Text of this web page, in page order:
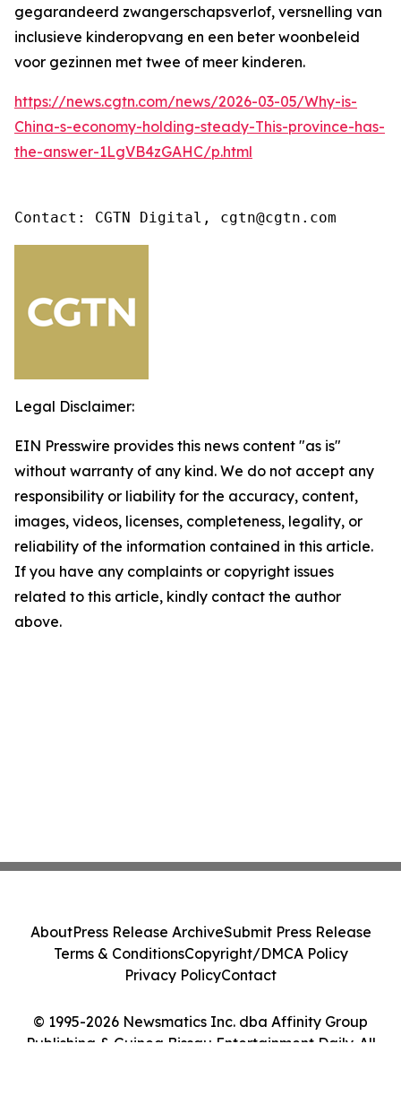
gegarandeerd zwangerschapsverlof, versnelling van
inclusieve kinderopvang en een beter woonbeleid
voor gezinnen met twee of meer kinderen.
https://news.cgtn.com/news/2026-03-05/Why-is-
China-s-economy-holding-steady-This-province-has-
the-answer-1LgVB4zGAHC/p.html
Contact: CGTN Digital, cgtn@cgtn.com
Legal Disclaimer:
EIN Presswire provides this news content "as is"
without warranty of any kind. We do not accept any
responsibility or liability for the accuracy, content,
images, videos, licenses, completeness, legality, or
reliability of the information contained in this article.
If you have any complaints or copyright issues
related to this article, kindly contact the author
above.
© 1995-2026 Newsmatics Inc. dba Affinity Group
Publishing & Guinea Bissau Entertainment Daily. All
AboutPress Release ArchiveSubmit Press Release
Terms & ConditionsCopyright/DMCA Policy
Privacy PolicyContact